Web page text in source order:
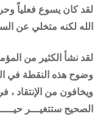
لقد كان يسوع فعلياً
الله لكنه متخلي عن
لقد نشأ الكثير من
وضوح هذه النقطة في
ويخافون من الإنتقاد ،
الصحيح ستتغيـــر